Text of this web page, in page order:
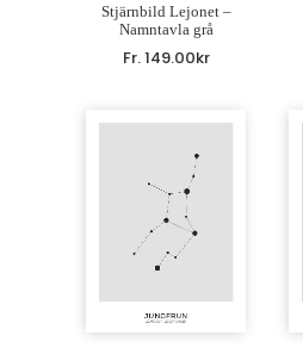
Stjärnbild Lejonet –
Namntavla grå
Fr.149.00kr